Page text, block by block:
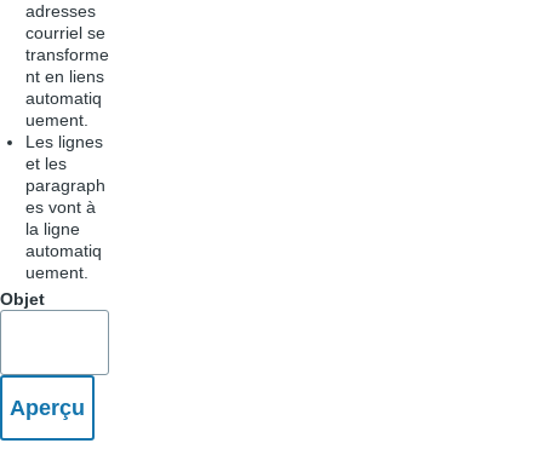
adresses
courriel se
transforme
nt en liens
automatiq
uement.
Les lignes
et les
paragraph
es vont à
la ligne
automatiq
uement.
Objet